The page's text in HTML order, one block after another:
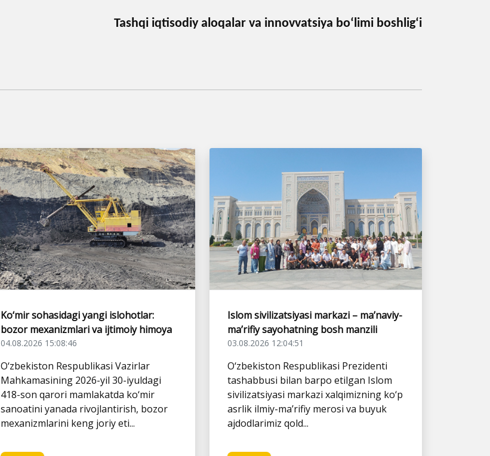
Tashqi iqtisodiy aloqalar va innovvatsiya bo‘limi boshlig‘i
Ko‘mir sohasidagi yangi islohotlar:
bozor mexanizmlari va ijtimoiy himoya
04.08.2026 15:08:46
O‘zbekiston Respublikasi Vazirlar
Mahkamasining 2026-yil 30-iyuldagi
418-son qarori mamlakatda ko‘mir
sanoatini yanada rivojlantirish, bozor
mexanizmlarini keng joriy eti...
Islom sivilizatsiyasi markazi – ma’naviy-
ma’rifiy sayohatning bosh manzili
03.08.2026 12:04:51
O‘zbekiston Respublikasi Prezidenti
tashabbusi bilan barpo etilgan Islom
sivilizatsiyasi markazi xalqimizning ko‘p
asrlik ilmiy-ma’rifiy merosi va buyuk
ajdodlarimiz qold...